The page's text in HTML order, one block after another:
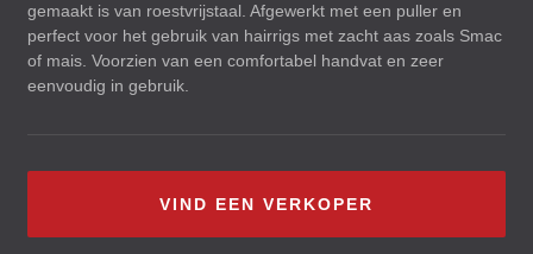
gemaakt is van roestvrijstaal. Afgewerkt met een puller en
perfect voor het gebruik van hairrigs met zacht aas zoals Smac
of mais. Voorzien van een comfortabel handvat en zeer
eenvoudig in gebruik.
VIND EEN VERKOPER